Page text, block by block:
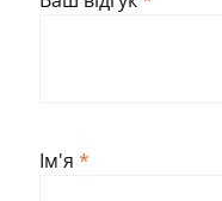
Ім'я *